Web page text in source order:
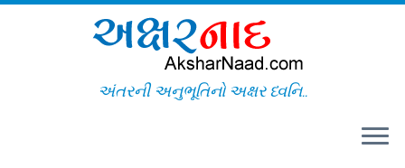
અંતરની અનુભૂતિનો અક્ષર ધ્વનિ..